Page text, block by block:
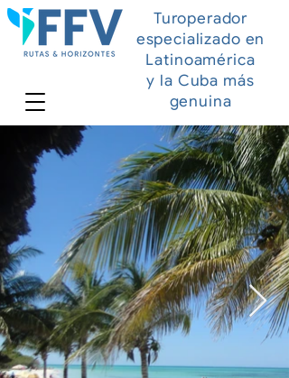
Turoperador
especializado en
Latinoamérica
y la Cuba más
genuina